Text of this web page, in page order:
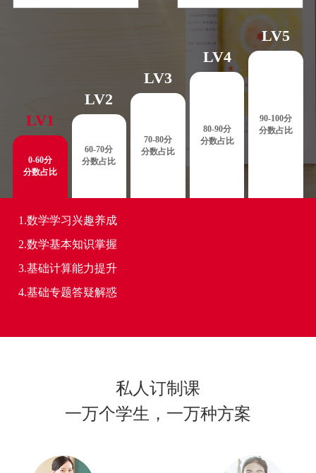
LV1
0-60分
分数占比
LV2
60-70分
分数占比
LV3
70-80分
分数占比
LV4
80-90分
分数占比
LV5
90-100分
分数占比
1.数学学习兴趣养成
2.数学基本知识掌握
3.基础计算能力提升
4.基础专题答疑解惑
私人订制课
一万个学生，一万种方案